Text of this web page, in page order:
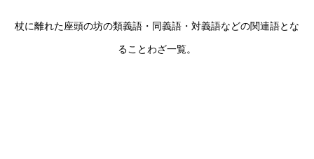
杖に離れた座頭の坊の類義語・同義語・対義語などの関連語とな
ることわざ一覧。